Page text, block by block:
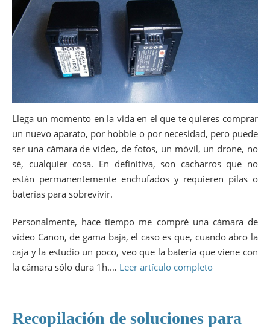
Llega un momento en la vida en el que te quieres comprar
un nuevo aparato, por hobbie o por necesidad, pero puede
ser una cámara de vídeo, de fotos, un móvil, un drone, no
sé, cualquier cosa. En definitiva, son cacharros que no
están permanentemente enchufados y requieren pilas o
baterías para sobrevivir.
Personalmente, hace tiempo me compré una cámara de
vídeo Canon, de gama baja, el caso es que, cuando abro la
caja y la estudio un poco, veo que la batería que viene con
la cámara sólo dura 1h.… Leer artículo completo
Recopilación de soluciones para